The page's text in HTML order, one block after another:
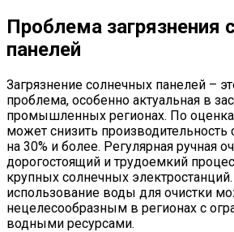
Проблема загрязнения
панелей
Загрязнение солнечных панелей –
проблема, особенно актуальная в
промышленных регионах. По
может снизить
на 30% и более. Регулярная ручная
дорогостоящий и трудоемкий
крупных солнечных
использование воды для очистки
нецелесообразным в регионах с
водными ресурсами.